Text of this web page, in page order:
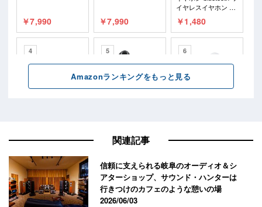
関連記事
信頼に支えられる岐阜のオーディオ＆シ
アターショップ、サウンド・ハンターは
行きつけのカフェのような憩いの場
2026/06/03